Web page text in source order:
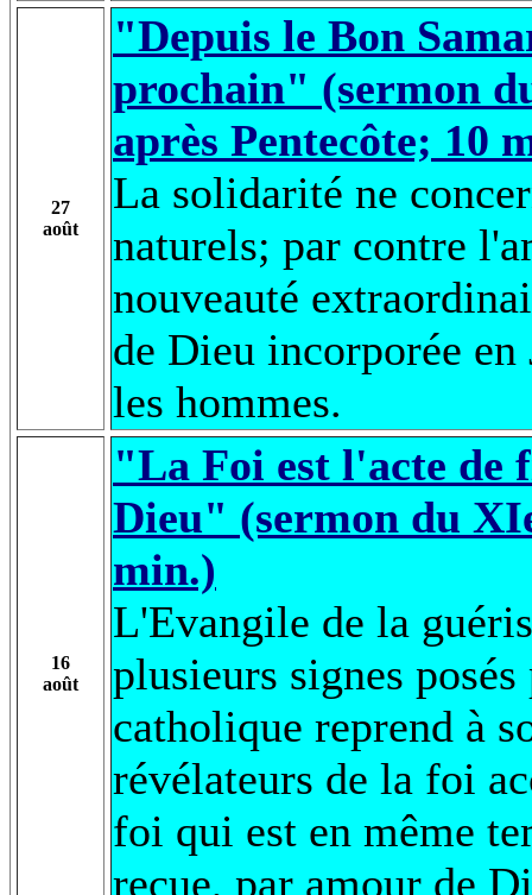
27
août
"Depuis le Bon
prochain" (sermon
après Pentecôte; 10
La solidarité ne
naturels; par contre
nouveauté
de Dieu incorporée
les hommes.
16
août
"La Foi est l'acte de
Dieu" (sermon du
min.)
L'Evangile de la
plusieurs signes
catholique reprend à
révélateurs de la foi
foi qui est en même
reçue, par amour de